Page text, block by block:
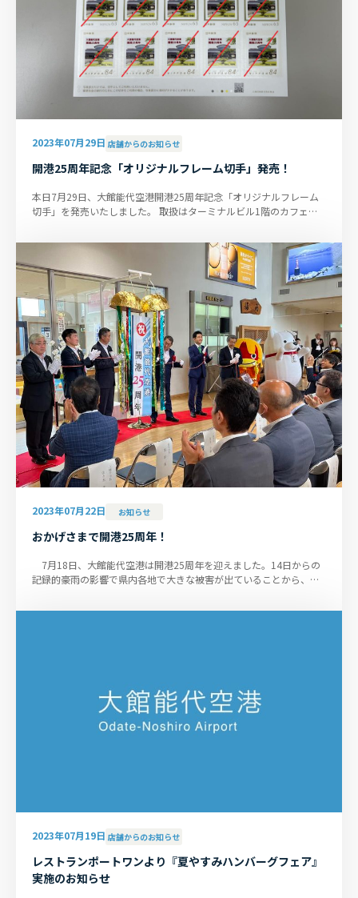
2023年07月29日 店舗からのお知らせ
開港25周年記念「オリジナルフレーム切手」発売！
本日7月29日、大館能代空港開港25周年記念「オリジナルフレーム
切手」を発売いたしました。 取扱はターミナルビル1階のカフェピ
2023年07月22日 お知らせ
おかげさまで開港25周年！
7月18日、大館能代空港は開港25周年を迎えました。14日からの
記録的豪雨の影響で県内各地で大きな被害が出ていることから、規
2023年07月19日 店舗からのお知らせ
レストランポートワンより『夏やすみハンバーグフェア』
実施のお知らせ